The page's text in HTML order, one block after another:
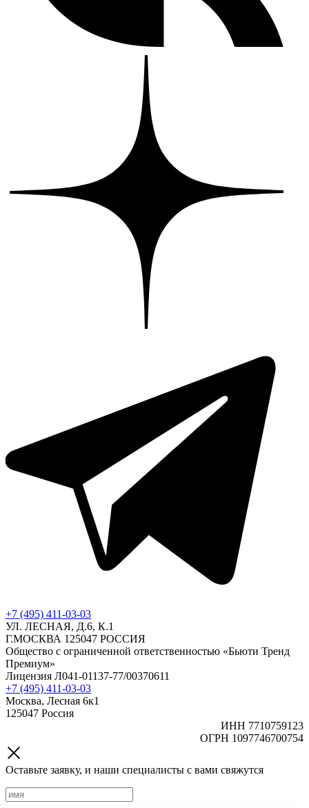
+7 (495) 411-03-03
УЛ. ЛЕСНАЯ, Д.6, К.1
Г.МОСКВА 125047 РОССИЯ
Общество с ограниченной ответственностью «Бьюти Тренд
Премиум»
Лицензия Л041-01137-77/00370611
+7 (495) 411-03-03
Москва, Лесная 6к1
125047 Россия
ИНН 7710759123
ОГРН 1097746700754
Оставьте заявку, и наши специалисты с вами свяжутся